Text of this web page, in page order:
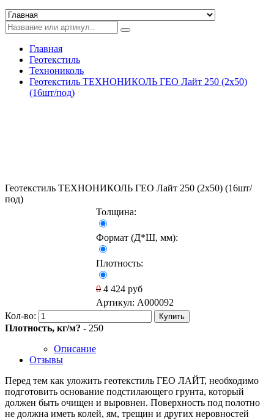
Главная
Геотекстиль
Технониколь
Геотекстиль ТЕХНОНИКОЛЬ ГЕО Лайт 250 (2х50)
(16шт/под)
Геотекстиль ТЕХНОНИКОЛЬ ГЕО Лайт 250 (2х50) (16шт/
под)
Толщина:
Формат (Д*Ш, мм):
Плотность:
0 4 424 руб
Артикул: A000092
Кол-во:
Купить
Плотность, кг/м? - 250
Описание
Отзывы
Перед тем как уложить геотекстиль ГЕО ЛАЙТ, необходимо
подготовить основание подстилающего грунта, который
должен быть очищен и выровнен. Поверхность под полотно
не должна иметь колей, ям, трещин и других неровностей